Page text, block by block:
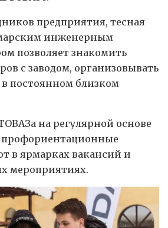
предприятия, тесная
инженерным
позволяет знакомить
с заводом, организовывать
постоянном близком
на регулярной основе
профориентационные
в ярмарках вакансий и
мероприятиях.